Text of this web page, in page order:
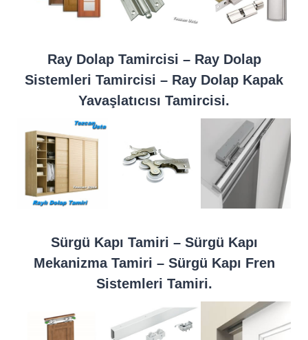
Ray Dolap Tamircisi – Ray Dolap
Sistemleri Tamircisi – Ray Dolap Kapak
Yavaşlatıcısı Tamircisi.
Sürgü Kapı Tamiri – Sürgü Kapı
Mekanizma Tamiri – Sürgü Kapı Fren
Sistemleri Tamiri.